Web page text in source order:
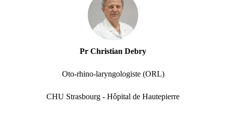
Pr Christian Debry
Oto-rhino-laryngologiste (ORL)
CHU Strasbourg - Hôpital de Hautepierre